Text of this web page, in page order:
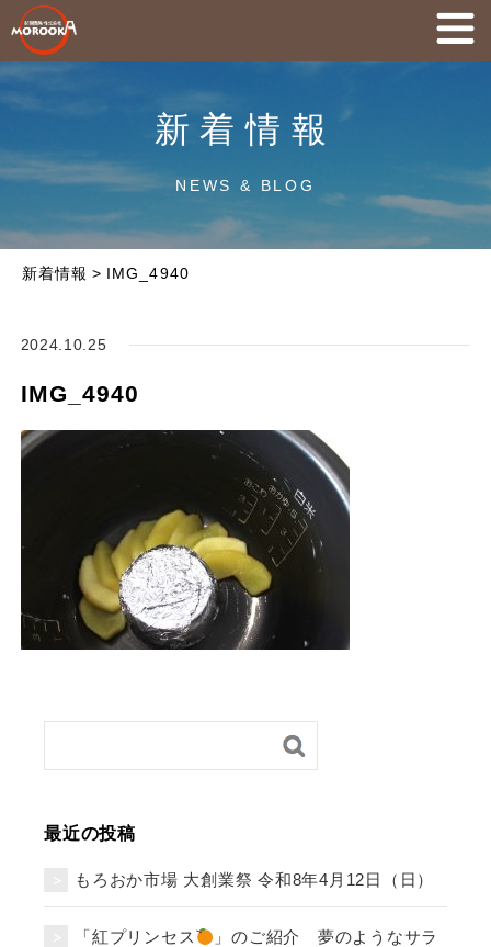
新着情報
NEWS & BLOG
新着情報 > IMG_4940
2024.10.25
IMG_4940
最近の投稿
もろおか市場 大創業祭 令和8年4月12日（日）
「紅プリンセス
」のご紹介 夢のようなサラ